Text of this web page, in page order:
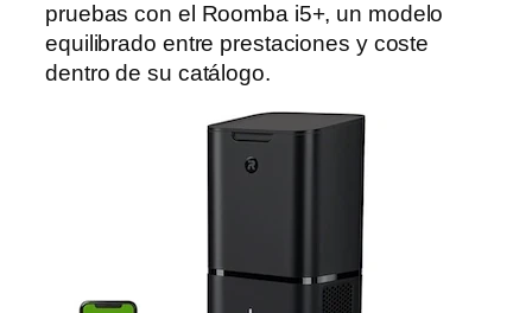
pruebas con el Roomba i5+, un modelo
equilibrado entre prestaciones y coste
dentro de su catálogo.